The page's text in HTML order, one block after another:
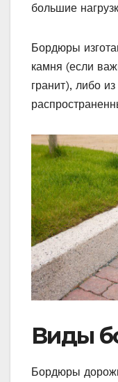
большие
Бордюры
камня (если
гранит), либо
Виды
Бордюры